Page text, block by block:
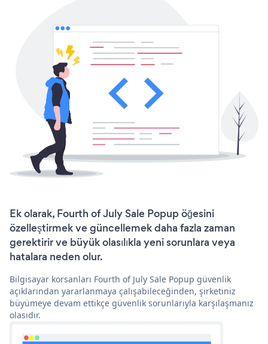
Ek olarak, Fourth of July Sale Popup öğesini
özelleştirmek ve güncellemek daha fazla zaman
gerektirir ve büyük olasılıkla yeni sorunlara veya
hatalara neden olur.
Bilgisayar korsanları Fourth of July Sale Popup güvenlik
açıklarından yararlanmaya çalışabileceğinden, şirketiniz
büyümeye devam ettikçe güvenlik sorunlarıyla karşılaşmanız
olasıdır.